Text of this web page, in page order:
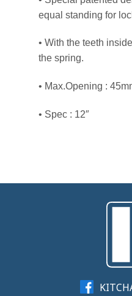
equal standing for
• With the teeth
the spring.
• Max.Opening :
• Spec : 12″